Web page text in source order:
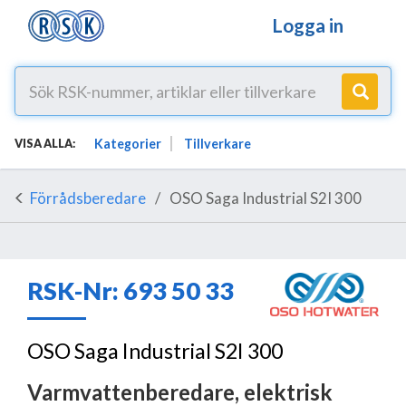
Logga in
VISA ALLA: Kategorier Tillverkare
Förrådsberedare OSO Saga Industrial S2I 300
RSK-Nr: 693 50 33
OSO Saga Industrial S2I 300
Varmvattenberedare, elektrisk